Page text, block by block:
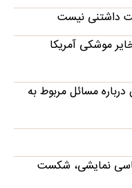
داشتنی نیست
موشکی آمریکا
مسائل مربوط به
نمایشی، شکست